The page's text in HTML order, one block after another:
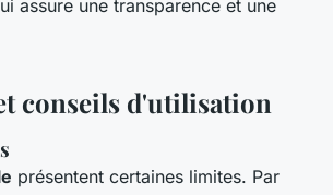
assure une transparence et une
conseils d'utilisation
présentent certaines limites. Par